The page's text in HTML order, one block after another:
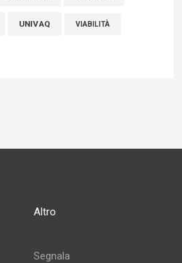
UNIVAQ VIABILITÀ
Altro
Segnala